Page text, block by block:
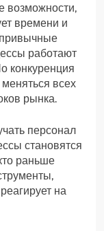
возможности,
времени и
работают
конкуренция
всех
рынка.
персонал
становятся
раньше
на